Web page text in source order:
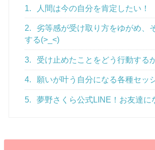
1. 人間は今の自分を肯定したい！
2.
劣等感が受け取り方をゆがめ、
する(>_<)
3. 受け止めたことをどう行動する
4. 願いが叶う自分になる各種セッ
5. 夢野さくら公式LINE！お友達に